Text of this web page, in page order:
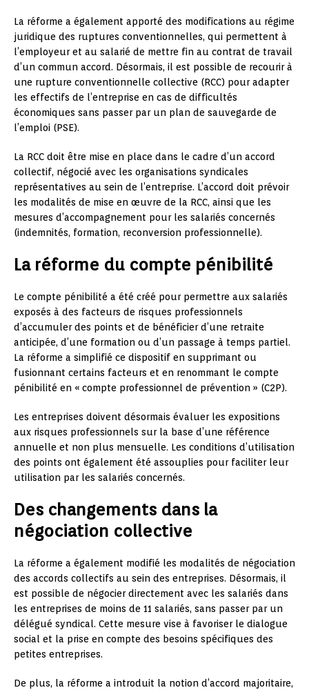
La réforme a également apporté des modifications au régime
juridique des ruptures conventionnelles, qui permettent à
l’employeur et au salarié de mettre fin au contrat de travail
d’un commun accord. Désormais, il est possible de recourir à
une rupture conventionnelle collective (RCC) pour adapter
les effectifs de l’entreprise en cas de difficultés
économiques sans passer par un plan de sauvegarde de
l’emploi (PSE).
La RCC doit être mise en place dans le cadre d’un accord
collectif, négocié avec les organisations syndicales
représentatives au sein de l’entreprise. L’accord doit prévoir
les modalités de mise en œuvre de la RCC, ainsi que les
mesures d’accompagnement pour les salariés concernés
(indemnités, formation, reconversion professionnelle).
La réforme du compte pénibilité
Le compte pénibilité a été créé pour permettre aux salariés
exposés à des facteurs de risques professionnels
d’accumuler des points et de bénéficier d’une retraite
anticipée, d’une formation ou d’un passage à temps partiel.
La réforme a simplifié ce dispositif en supprimant ou
fusionnant certains facteurs et en renommant le compte
pénibilité en « compte professionnel de prévention » (C2P).
Les entreprises doivent désormais évaluer les expositions
aux risques professionnels sur la base d’une référence
annuelle et non plus mensuelle. Les conditions d’utilisation
des points ont également été assouplies pour faciliter leur
utilisation par les salariés concernés.
Des changements dans la
négociation collective
La réforme a également modifié les modalités de négociation
des accords collectifs au sein des entreprises. Désormais, il
est possible de négocier directement avec les salariés dans
les entreprises de moins de 11 salariés, sans passer par un
délégué syndical. Cette mesure vise à favoriser le dialogue
social et la prise en compte des besoins spécifiques des
petites entreprises.
De plus, la réforme a introduit la notion d’accord majoritaire,